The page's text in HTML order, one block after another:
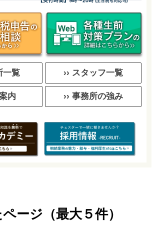
一覧 ›› スタッフ一覧
内 ›› 事務所の強み
ージ（最大５件）